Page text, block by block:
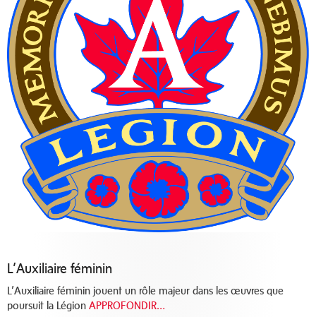
L’Auxiliaire féminin
L’Auxiliaire féminin jouent un rôle majeur dans les œuvres que
poursuit la Légion APPROFONDIR…